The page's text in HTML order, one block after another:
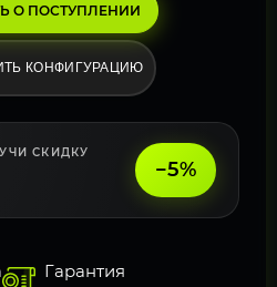
О ПОСТУПЛЕНИИ
КОНФИГУРАЦИЮ
СКИДКУ
−5%
Гарантия